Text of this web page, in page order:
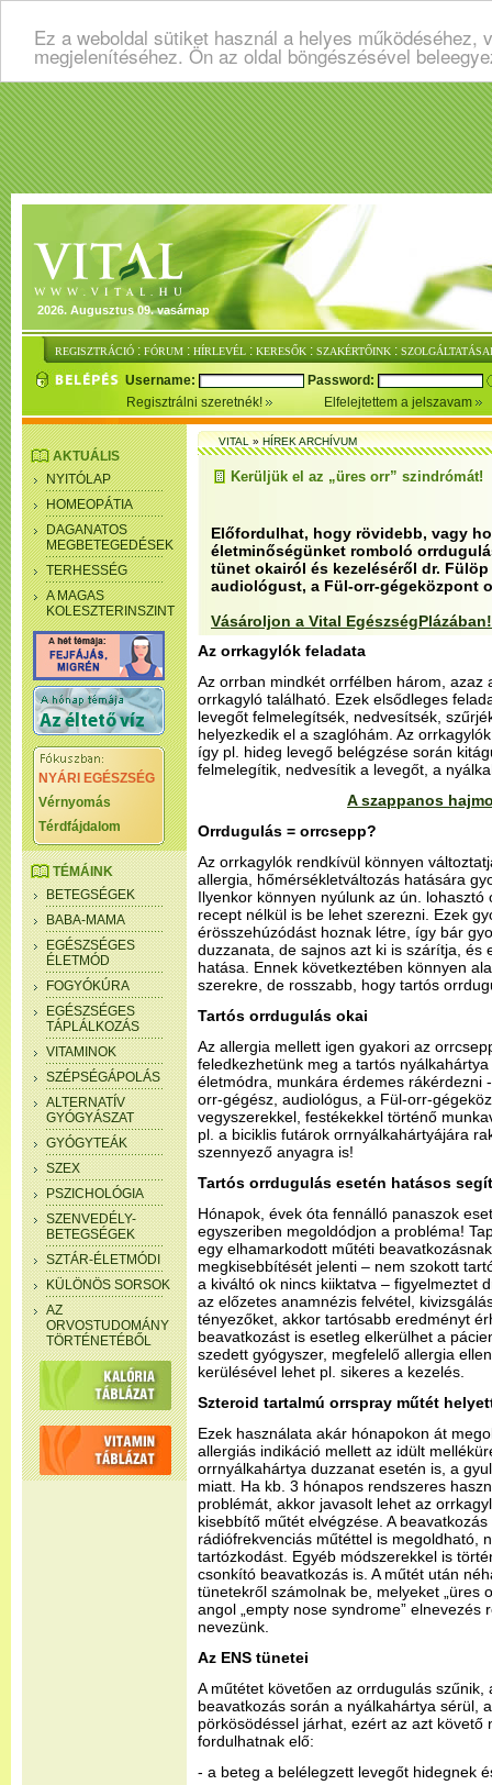
Ez a weboldal sütiket használ a helyes
megjelenítéséhez. Ön az oldal böngészésével
2026. Augusztus 09. vasárnap
REGISZTRÁCIÓ : FÓRUM : HÍRLEVÉL : KERESŐK : SZAKÉRTŐINK :
Username:
Password:
Regisztrálni szeretnék!
Elfelejtettem a jelszavam
AKTUÁLIS
NYITÓLAP
HOMEOPÁTIA
DAGANATOS
MEGBETEGEDÉSEK
TERHESSÉG
A MAGAS
KOLESZTERINSZINT
NYÁRI EGÉSZSÉG
Vérnyomás
Térdfájdalom
TÉMÁINK
BETEGSÉGEK
BABA-MAMA
EGÉSZSÉGES
ÉLETMÓD
FOGYÓKÚRA
EGÉSZSÉGES
TÁPLÁLKOZÁS
VITAMINOK
SZÉPSÉGÁPOLÁS
ALTERNATÍV
GYÓGYÁSZAT
GYÓGYTEÁK
SZEX
PSZICHOLÓGIA
SZENVEDÉLY-
BETEGSÉGEK
SZTÁR-ÉLETMÓDI
KÜLÖNÖS SORSOK
AZ
ORVOSTUDOMÁNY
TÖRTÉNETÉBŐL
VITAL»HÍREK ARCHÍVUM
Kerüljük el az „üres orr” szindrómát!
Előfordulhat, hogy rövidebb, vagy
életminőségünket romboló
tünet okairól és kezeléséről dr.
audiológust, a Fül-orr-gégeközpont
Vásároljon a Vital EgészségPlázában!
Az orrkagylók feladata
Az orrban mindkét orrfélben három, azaz
orrkagyló található. Ezek elsődleges
levegőt felmelegítsék, nedvesítsék,
helyezkedik el a szaglóhám. Az
így pl. hideg levegő belégzése során
felmelegítik, nedvesítik a levegőt, a
A szappanos
Orrdugulás = orrcsepp?
Az orrkagylók rendkívül könnyen
allergia, hőmérsékletváltozás hatására
Ilyenkor könnyen nyúlunk az ún. lohasztó
recept nélkül is be lehet szerezni. Ezek
érösszehúzódást hoznak létre, így bár
duzzanata, de sajnos azt ki is szárítja, és
hatása. Ennek következtében könnyen
szerekre, de rosszabb, hogy tartós
Tartós orrdugulás okai
Az allergia mellett igen gyakori az
feledkezhetünk meg a tartós
életmódra, munkára érdemes rákérdezni
orr-gégész, audiológus, a Fül-orr-
vegyszerekkel, festékekkel történő
pl. a biciklis futárok orrnyálkahártyájára
szennyező anyagra is!
Tartós orrdugulás esetén hatásos
Hónapok, évek óta fennálló panaszok
egyszeriben megoldódjon a probléma!
egy elhamarkodott műtéti
megkisebbítését jelenti – nem szokott
a kiváltó ok nincs kiiktatva – figyelmeztet
az előzetes anamnézis felvétel,
tényezőket, akkor tartósabb eredményt
beavatkozást is esetleg elkerülhet a
szedett gyógyszer, megfelelő allergia
kerülésével lehet pl. sikeres a kezelés.
Szteroid tartalmú orrspray műtét
Ezek használata akár hónapokon át
allergiás indikáció mellett az idült
orrnyálkahártya duzzanat esetén is, a
miatt. Ha kb. 3 hónapos rendszeres
problémát, akkor javasolt lehet az
kisebbítő műtét elvégzése. A
rádiófrekvenciás műtéttel is megoldható,
tartózkodást. Egyéb módszerekkel is
csonkító beavatkozás is. A műtét után
tünetekről számolnak be, melyeket „üres
angol „empty nose syndrome” elnevezés
nevezünk.
Az ENS tünetei
A műtétet követően az orrdugulás
beavatkozás során a nyálkahártya sérül,
pörkösödéssel járhat, ezért az azt követő
fordulhatnak elő:
- a beteg a belélegzett levegőt hidegnek